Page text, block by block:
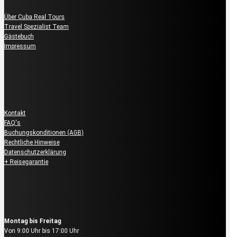
Über Cuba Real Tours
Travel Spezialist Team
Gästebuch
Impressum
Kontakt
FAQ's
Buchungskonditionen (AGB)
Rechtliche Hinweise
Datenschutzerklärung
+ Reisegarantie
Montag bis Freitag
Von 9:00 Uhr bis 17:00 Uhr